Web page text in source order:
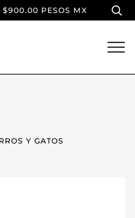
$900.00 PESOS MX
Y GATOS